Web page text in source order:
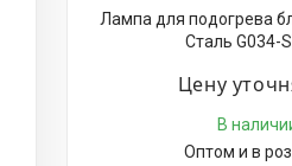
Лампа для подогрева
Сталь G034-
Цену
В
Оптом и в